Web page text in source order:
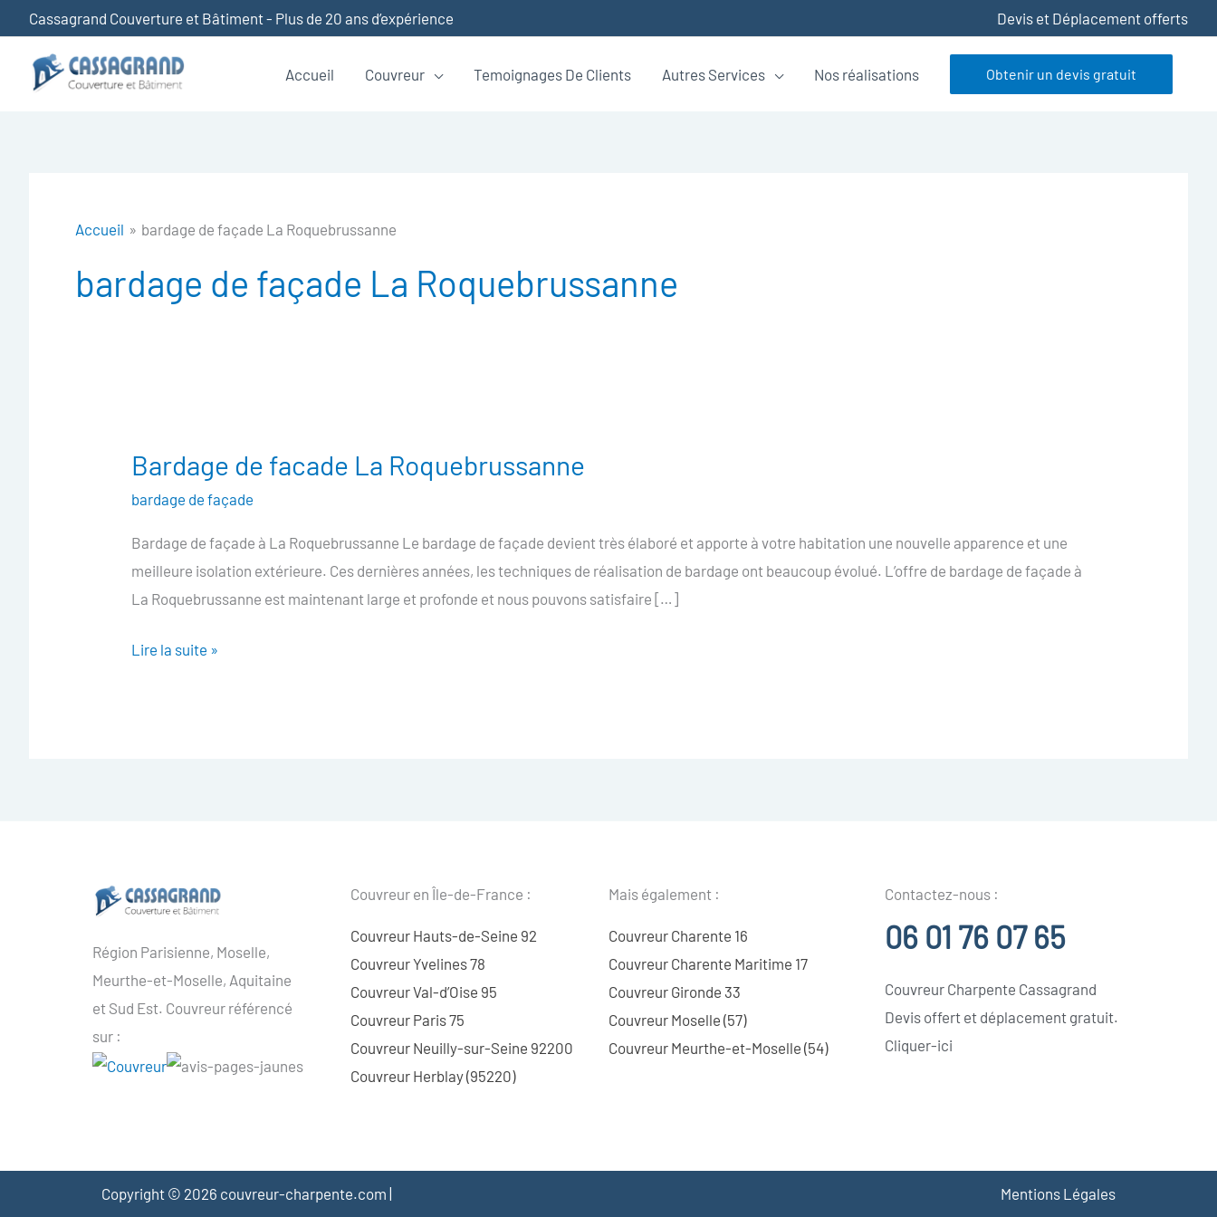
au
contenu
Cassagrand Couverture et Bâtiment - Plus de 20 ans d’expérience Devis et Déplacement offerts
Accueil Couvreur Temoignages De Clients Autres Services Nos réalisations Obtenir un devis gratuit
Accueil bardage de façade La Roquebrussanne
bardage de façade La Roquebrussanne
Bardage de facade La Roquebrussanne
bardage de façade
Bardage de façade à La Roquebrussanne Le bardage de façade devient très élaboré et apporte à votre habitation une nouvelle apparence et une
meilleure isolation extérieure. Ces dernières années, les techniques de réalisation de bardage ont beaucoup évolué. L’offre de bardage de façade à
La Roquebrussanne est maintenant large et profonde et nous pouvons satisfaire […]
Bardage
La
Roquebrussanne
Lire la suite »
Région Parisienne, Moselle,
Meurthe-et-Moselle, Aquitaine
et Sud Est. Couvreur référencé
sur :
Couvreur en Île-de-France :
Couvreur Hauts-de-Seine 92
Couvreur Yvelines 78
Couvreur Val-d’Oise 95
Couvreur Paris 75
Couvreur Neuilly-sur-Seine 92200
Couvreur Herblay (95220)
Mais également :
Couvreur Charente 16
Couvreur Charente Maritime 17
Couvreur Gironde 33
Couvreur Moselle (57)
Couvreur Meurthe-et-Moselle (54)
Contactez-nous :
06 01 76 07 65
Couvreur Charpente Cassagrand
Devis offert et déplacement gratuit.
Cliquer-ici
Copyright © 2026 couvreur-charpente.com | Mentions Légales